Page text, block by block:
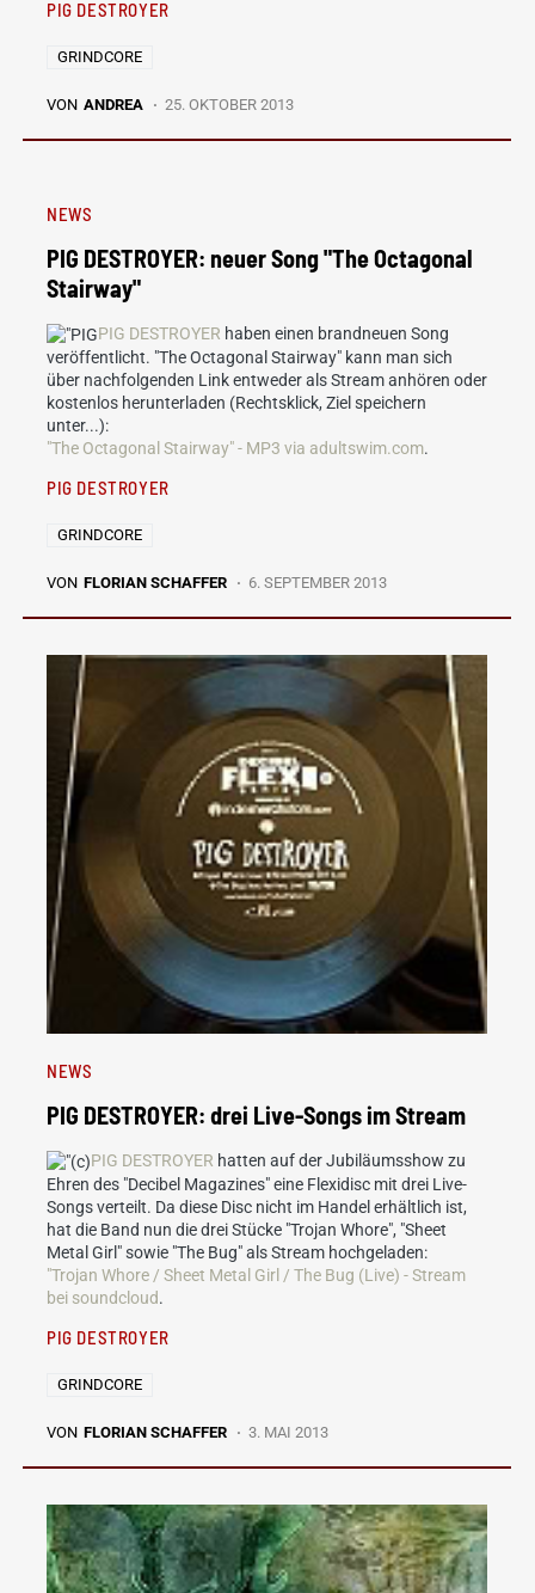
PIG DESTROYER
GRINDCORE
VON ANDREA 25. OKTOBER 2013
NEWS
PIG DESTROYER: neuer Song "The Octagonal
Stairway"
PIG DESTROYER haben einen brandneuen Song
veröffentlicht. "The Octagonal Stairway" kann man sich
über nachfolgenden Link entweder als Stream anhören oder
kostenlos herunterladen (Rechtsklick, Ziel speichern
unter...):
"The Octagonal Stairway" - MP3 via adultswim.com.
PIG DESTROYER
GRINDCORE
VON FLORIAN SCHAFFER 6. SEPTEMBER 2013
NEWS
PIG DESTROYER: drei Live-Songs im Stream
PIG DESTROYER hatten auf der Jubiläumsshow zu
Ehren des "Decibel Magazines" eine Flexidisc mit drei Live-
Songs verteilt. Da diese Disc nicht im Handel erhältlich ist,
hat die Band nun die drei Stücke "Trojan Whore", "Sheet
Metal Girl" sowie "The Bug" als Stream hochgeladen:
"Trojan Whore / Sheet Metal Girl / The Bug (Live) - Stream
bei soundcloud.
PIG DESTROYER
GRINDCORE
VON FLORIAN SCHAFFER 3. MAI 2013